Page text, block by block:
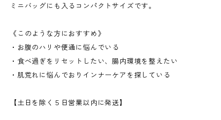
ミニバッグにも入るコンパクトサイズです。
《このような方におすすめ》
・お腹のハリや便通に悩んでいる
・食べ過ぎをリセットしたい、腸内環境を整えたい
・肌荒れに悩んでおりインナーケアを探している
【土日を除く５日営業以内に発送】